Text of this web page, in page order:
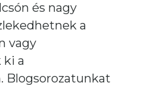
és nagy
a
vagy
ki a
Blogsorozatunkat